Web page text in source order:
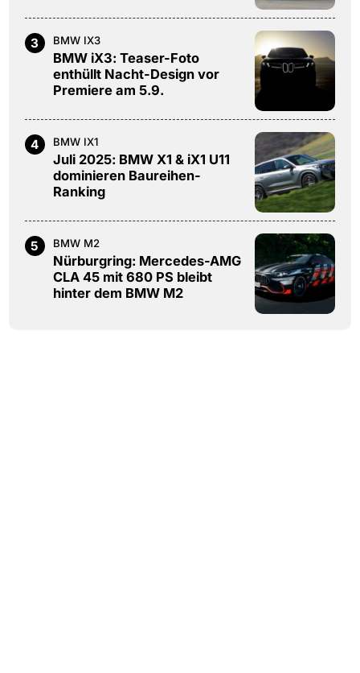
3 BMW IX3
BMW iX3: Teaser-Foto
enthüllt Nacht-Design vor
Premiere am 5.9.
4 BMW IX1
Juli 2025: BMW X1 & iX1 U11
dominieren Baureihen-
Ranking
5 BMW M2
Nürburgring: Mercedes-AMG
CLA 45 mit 680 PS bleibt
hinter dem BMW M2